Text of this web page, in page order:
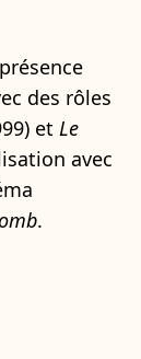
des rôles
et Le
avec
.